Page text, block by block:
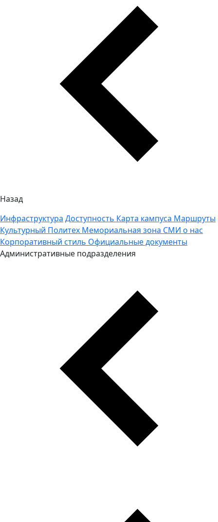
Назад
Инфраструктура Доступность Карта кампуса Маршруты
Культурный Политех Мемориальная зона СМИ о нас
Корпоративный стиль Официальные документы
Административные подразделения